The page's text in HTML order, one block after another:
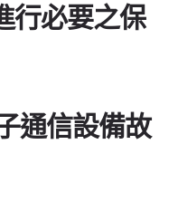
行必要之保
通信設備故